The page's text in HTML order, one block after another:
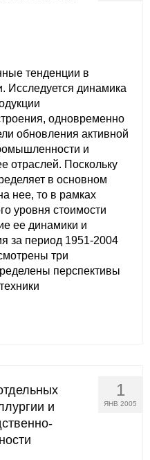
тенденции в
Исследуется динамика
одновременно
обновления активной
и
отраслей. Поскольку
в основном
нее, то в рамках
уровня стоимости
ее динамики и
за период 1951-2004
три
перспективы
1
ЯНВ 2005
и